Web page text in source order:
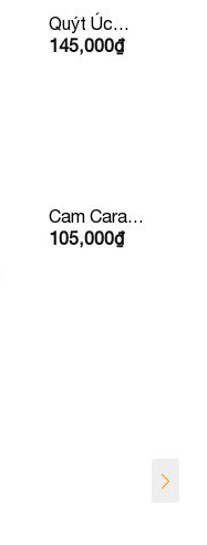
Quýt Úc
Hàng Bay
145,000₫
Cam Cara
Ruột Đỏ
105,000₫